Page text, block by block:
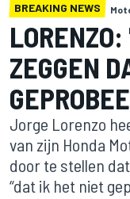
BREAKING NEWS
ZEGGEN
Jorge Lorenzo
van zijn Honda
door te stellen
“dat ik het niet